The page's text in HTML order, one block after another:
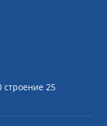
строение 25